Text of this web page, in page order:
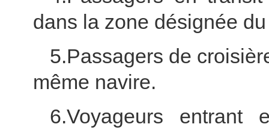
dans la zone désignée
5.Passagers de
même navire.
6.Voyageurs